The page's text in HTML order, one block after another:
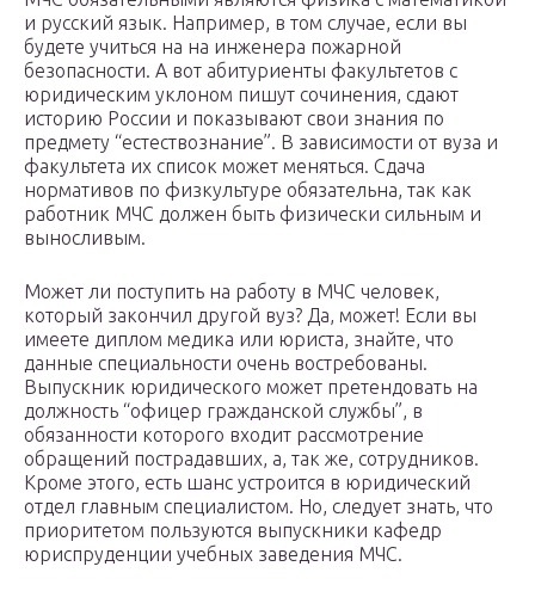
и русский язык. Например, в том случае, если вы
будете учиться на на инженера пожарной
безопасности. А вот абитуриенты факультетов с
юридическим уклоном пишут сочинения, сдают
историю России и показывают свои знания по
предмету “естествознание”. В зависимости от вуза и
факультета их список может меняться. Сдача
нормативов по физкультуре обязательна, так как
работник МЧС должен быть физически сильным и
выносливым.
Может ли поступить на работу в МЧС человек,
который закончил другой вуз? Да, может! Если вы
имеете диплом медика или юриста, знайте, что
данные специальности очень востребованы.
Выпускник юридического может претендовать на
должность “офицер гражданской службы”, в
обязанности которого входит рассмотрение
обращений пострадавших, а, так же, сотрудников.
Кроме этого, есть шанс устроится в юридический
отдел главным специалистом. Но, следует знать, что
приоритетом пользуются выпускники кафедр
юриспруденции учебных заведения МЧС.